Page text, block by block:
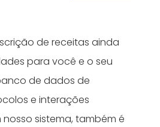
de receitas ainda
para você e o seu
de dados de
e interações
sistema, também é